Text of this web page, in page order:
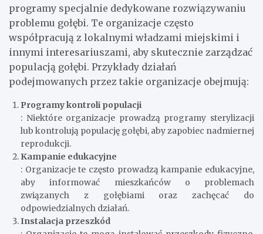
programy specjalnie dedykowane rozwiązywaniu
problemu gołębi. Te organizacje często
współpracują z lokalnymi władzami miejskimi i
innymi interesariuszami, aby skutecznie zarządzać
populacją gołębi. Przykłady działań
podejmowanych przez takie organizacje obejmują:
Programy kontroli populacji
: Niektóre organizacje prowadzą programy sterylizacji
lub kontrolują populację gołębi, aby zapobiec nadmiernej
reprodukcji.
Kampanie edukacyjne
: Organizacje te często prowadzą kampanie edukacyjne,
aby informować mieszkańców o problemach
związanych z gołębiami oraz zachęcać do
odpowiedzialnych działań.
Instalacja przeszkód